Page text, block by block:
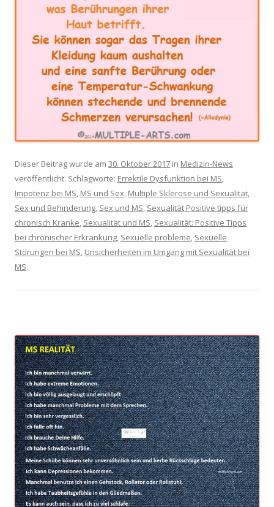
Dieser Beitrag wurde am 30. Oktober 2017 in Medizin-News
veröffentlicht. Schlagworte: Errektile Dysfunktion bei MS,
Impotenz bei MS, MS und Sex, Multiple Sklerose und Sexualität,
Sex und Behinderung, Sex und MS, Sexualität Positive tipps für
chronisch Kranke, Sexualität und MS, Sexualität: Positive Tipps
bei chronischer Erkrankung, Sexuelle probleme, Sexuelle
Störungen bei MS, Unsicherheiten im Umgang mit Sexualität bei
MS.